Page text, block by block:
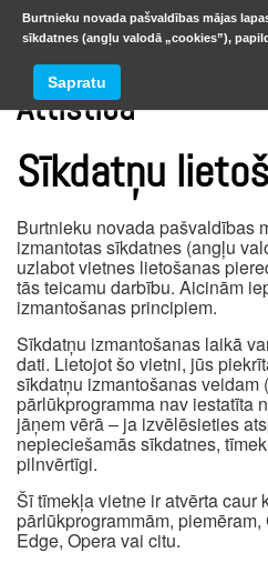
Attīstība
Sīkdatņu
Burtnieku novada pašvaldības
izmantotas sīkdatnes (angļu
uzlabot vietnes lietošanas
tās teicamu darbību. Aicinām
izmantošanas principiem.
Sīkdatņu izmantošanas laikā
dati. Lietojot šo vietni, jūs
sīkdatņu izmantošanas veidam
pārlūkprogramma nav iestatīta
jāņem vērā – ja izvēlēsieties
nepieciešamās sīkdatnes,
pilnvērtīgi.
Šī tīmekļa vietne ir atvērta caur
pārlūkprogrammām,
Edge, Opera vai citu.
Burtnieku novada pašvaldības mājas
sīkdatnes (angļu valodā „cookies”),
Sapratu